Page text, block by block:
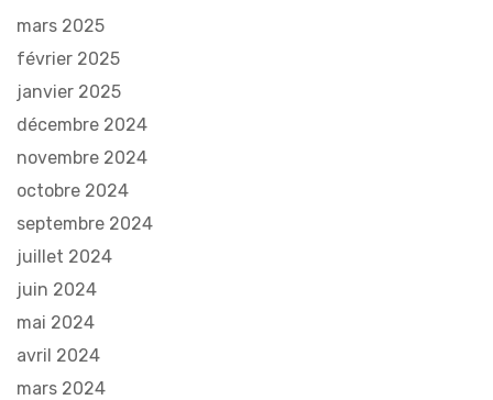
mars 2025
février 2025
janvier 2025
décembre 2024
novembre 2024
octobre 2024
septembre 2024
juillet 2024
juin 2024
mai 2024
avril 2024
mars 2024